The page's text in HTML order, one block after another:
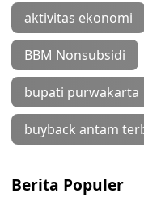
aktivitas ekonomi
BBM Nonsubsidi
bupati purwakarta
buyback antam
Berita Populer